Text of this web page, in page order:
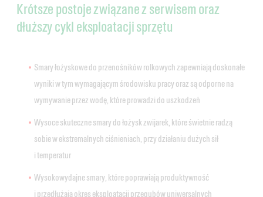
Krótsze postoje związane z serwisem oraz
dłuższy cykl eksploatacji sprzętu
Smary łożyskowe do przenośników rolkowych zapewniają doskonałe
wyniki w tym wymagającym środowisku pracy oraz są odporne na
wymywanie przez wodę, które prowadzi do uszkodzeń
Wysoce skuteczne smary do łożysk zwijarek, które świetnie radzą
sobie w ekstremalnych ciśnieniach, przy działaniu dużych sił
i temperatur
Wysokowydajne smary, które poprawiają produktywność
i przedłużają okres eksploatacji przegubów uniwersalnych